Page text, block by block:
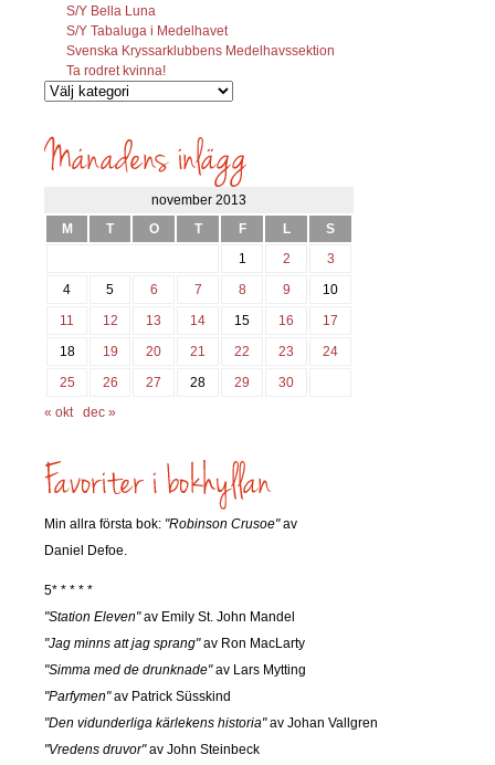
S/Y Bella Luna
S/Y Tabaluga i Medelhavet
Svenska Kryssarklubbens Medelhavssektion
Ta rodret kvinna!
Vilka
söks?
november 2013
M
T O T F L
S
1
2
3
4
5 6 7 8 9
10
11
12 13 14 15 16
17
18
19 20 21 22 23
24
25
26 27 28 29
30
« okt
dec »
Min allra första bok: "Robinson Crusoe"av
Daniel Defoe.
5* * * * *
"Station Eleven"av Emily St. John Mandel
"Jag minns att jag sprang"av Ron MacLarty
"Simma med de drunknade"av Lars Mytting
"Parfymen"av Patrick Süsskind
"Den vidunderliga kärlekens historia"av Johan Vallgren
"Vredens druvor"av John Steinbeck